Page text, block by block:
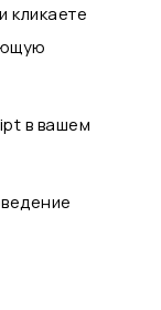
кликаете
в вашем